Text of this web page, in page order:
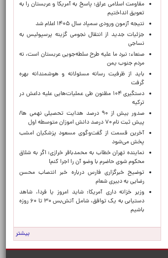
مقاومت اسلامی عراق: پاسخ به آمریکا و عربستان را به
تعویق انداختیم
نتیجه آزمون ورودی سمپاد سال ۱۴۰۵ اعلام شد
جزئیات جدید از انتقال نجومی گزینه پرسپولیس به
نساجی
صنعاء: نبرد ما علیه طرح سلطه‌جویی عربستان است، نه
مردم جنوب یمن
باید از ظرفیت رسانه مسئولانه و هوشمندانه بهره
گرفت
دستگیری ۱۰۴ مظنون طی عملیات‌هایی علیه داعش در
ترکیه
صدور بیش از ۹۰ درصد هدایت تحصیلی نهمی ها/
پیش ثبت نام ۷۰ درصد دانش اموزان متوسطه اول
آخرین قسمت از گفت‌وگوی مسعود پزشکیان امشب
پخش می‌شود
نماینده تهران خطاب به محمدباقر خرازی: اگر به شلاق
محکوم شوی حاضرم با وضو آن را اجرا کنم!
توضیح خبرگزاری فارس درباره خبر انتصاب محسن
رضایی به دبیری شعام
وزیر خزانه داری آمریکا: شاید امروز یا فردا، شاهد
دستیابی به یک توافق، شامل آتش‌بس ۳۰ تا ۶۰ روزه
باشیم
بیشتر